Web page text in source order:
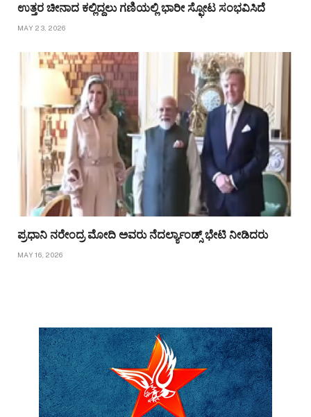
ಉತ್ತರ ಚೀನಾದ ಕಲ್ಲಿದ್ದಲು ಗಣಿಯಲ್ಲಿ ಭಾರೀ ಸ್ಫೋಟ ಸಂಭವಿಸಿದೆ
MAY 23, 2026
ಪ್ರಧಾನಿ ನರೇಂದ್ರ ಮೋದಿ ಅವರು ನೆದರ್ಲ್ಯಾಂಡ್ಸ್ ಭೇಟಿ ನೀಡಿದರು
MAY 16, 2026